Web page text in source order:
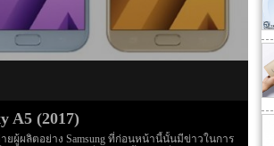
A5 (2017)
ายผู้ผลิตอย่าง Samsung ที่ก่อนหน้านี้นั้นมีข่าวในการ